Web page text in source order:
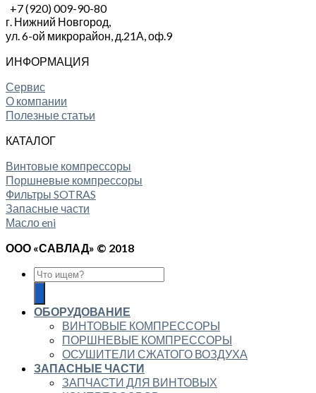
+7 (920) 009-90-80
г. Нижний Новгород,
ул. 6-ой микрорайон, д.21А, оф.9
ИНФОРМАЦИЯ
Сервис
О компании
Полезные статьи
КАТАЛОГ
Винтовые компрессоры
Поршневые компрессоры
Фильтры SOTRAS
Запасные части
Масло eni
ООО «САВЛАД» © 2018
ОБОРУДОВАНИЕ
ВИНТОВЫЕ КОМПРЕССОРЫ
ПОРШНЕВЫЕ КОМПРЕССОРЫ
ОСУШИТЕЛИ СЖАТОГО ВОЗДУХА
ЗАПАСНЫЕ ЧАСТИ
ЗАПЧАСТИ ДЛЯ ВИНТОВЫХ